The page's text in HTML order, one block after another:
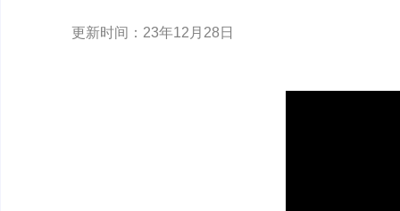
更新时间：23年12月28日